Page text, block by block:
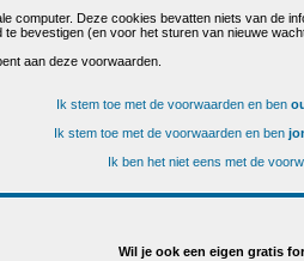
computer. Deze cookies bevatten niets van de
bevestigen (en voor het sturen van nieuwe
aan deze voorwaarden.
Ik stem toe met de voorwaarden en ben
Ik stem toe met de voorwaarden en ben
Ik ben het niet eens met de
Wil je ook een eigen gratis